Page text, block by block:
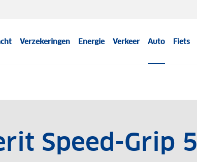
Verzekeringen Energie Verkeer Auto Fiets
Speed-Grip 5